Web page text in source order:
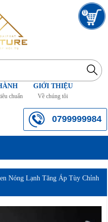
0
chuẩn
GIỚI THIỆU
Về chúng tôi
0799999984
Nóng Lạnh Tăng Áp Tùy Chỉnh